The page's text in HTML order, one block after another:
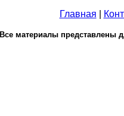
Главная
Все материалы представлены